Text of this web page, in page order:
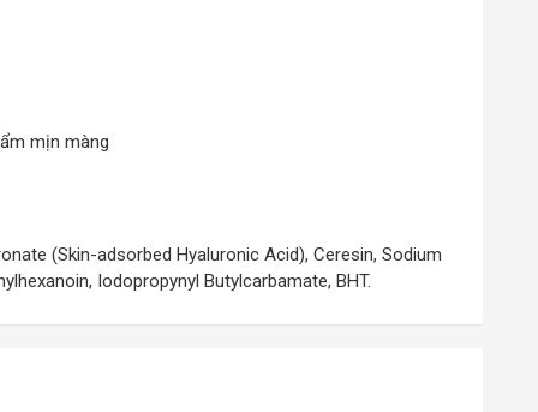
mịn màng
(Skin-adsorbed Hyaluronic Acid), Ceresin, Sodium
Iodopropynyl Butylcarbamate, BHT.